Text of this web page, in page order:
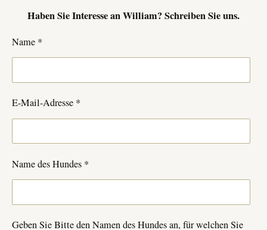
Haben Sie Interesse anWilliam? Schreiben Sie uns.
Name *
E-Mail-Adresse *
Name des Hundes *
Geben Sie Bitte den Namen des Hundes an, für welchen Sie